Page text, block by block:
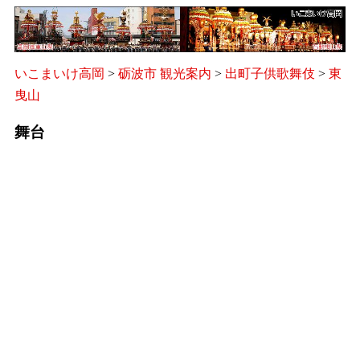
いこまいけ高岡 > 砺波市 観光案内 > 出町子供歌舞伎 > 東
曳山
舞台